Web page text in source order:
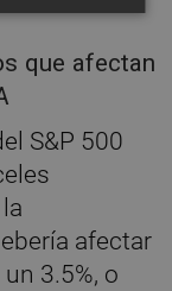
que afectan
S&P 500
afectar
3.5%, o